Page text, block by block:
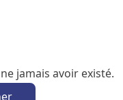
jamais avoir existé.